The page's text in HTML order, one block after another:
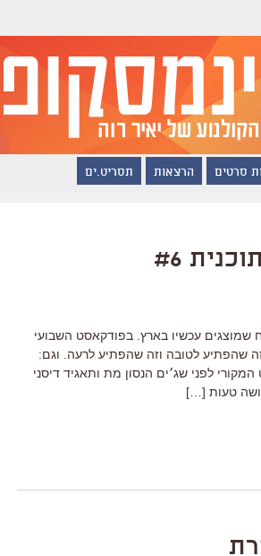
סרטים הרצאות תסריט.ים
#6
עכשיו בארץ. בפודקאסט השבועי
שהפתיע לטובה וזה שהפתיע לרעה. וגם:
הסרט״, הסרט המקורי לפני שג׳ים הנסון מת ותאגיד דיסני
טעות […]